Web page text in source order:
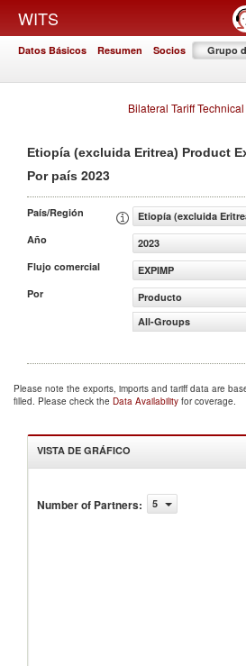
WITS
Datos Básicos Resumen Socios Grupo
Bilateral Tariff
Etiopía (excluida Eritrea) Product
Por país 2023
País/Región
Etiopía (excluida
Año
2023
Flujo comercial
EXPIMP
Por
Producto
All-Groups
Please note the exports, imports and tariff data are
filled. Please check the Data Availability for coverage.
VISTA DE GRÁFICO
Number of Partners: 5